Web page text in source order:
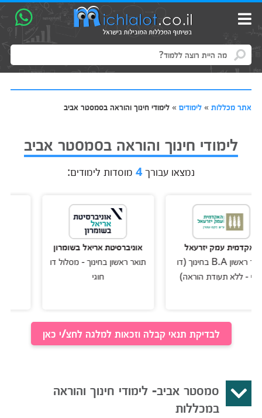
אתר מכללות» לימודים» לימודי חינוך והוראה בסמסטר אביב
לימודי חינוך והוראה בסמסטר אביב
נמצאו עבורך4 מוסדות לימודים:
עמק יזרעאל
תואר ראשון B.A בחינוך (דו
תעודת הוראה)
אוניברסיטת אריאל בשומרון
תואר ראשון בחינוך - מסלול דו
לבדיקת תנאי קבלה וזכאות למלגה לחצ/י כאן
סמסטר אביב- לימודי חינוך והוראה
במכללות